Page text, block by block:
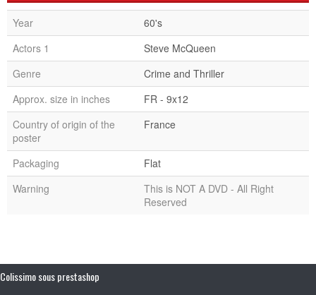
Year
60's
Actors 1
Steve McQueen
Genre
Crime and Thriller
Approx. size in inches
FR - 9x12
Country of origin of the
poster
France
Packaging
Flat
Warning
This is NOT A DVD - All Right
Reserved
Colissimo sous prestashop